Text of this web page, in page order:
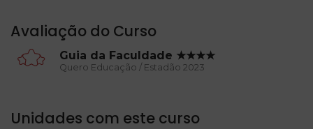
Avaliação do Curso
Guia da Faculdade ★★★★
Quero Educação / Estadão 2023
Unidades com este curso